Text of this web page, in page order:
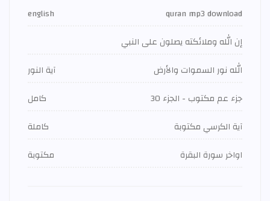
quran mp3 download
english
إن الله وملائكته يصلون على النبي
الله نور السموات والأرض
آية النور
جزء عم مكتوب - الجزء 30
كامل
آية الكرسي مكتوبة
كاملة
اواخر سورة البقرة
مكتوبة